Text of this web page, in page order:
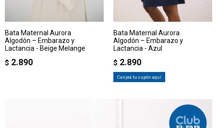
Bata Maternal Aurora
Algodón – Embarazo y
Lactancia - Beige Melange
$ 2.890
Bata Maternal Aurora
Algodón – Embarazo y
Lactancia - Azul
$ 2.890
Canjeá tu cupón aquí